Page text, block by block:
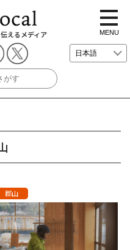
えるメディア
t
o
g
g
e
i
i
MENU
郡山